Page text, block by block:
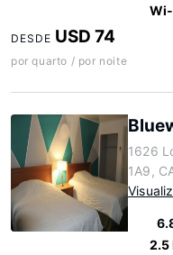
DESDE USD 74
por quarto / por noite
1626
1A9,
2.5